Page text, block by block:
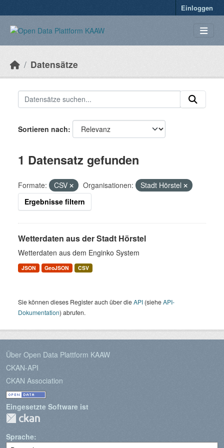
Einloggen
Datensätze
Sortieren nach
1 Datensatz gefunden
Formate: CSV Organisationen:
Stadt Hörstel
Ergebnisse filtern
Wetterdaten aus der Stadt Hörstel
Wetterdaten aus dem Enginko System
JSON GeoJSON CSV
Sie können dieses Register auch über dieAPI (sieheAPI-
Dokumentation) abrufen.
Über Open Data Plattform KAAW
CKAN-API
CKAN Association
Eingesetzte Software ist
Sprache